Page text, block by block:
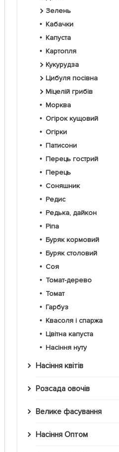
Зелень
Кабачки
Капуста
Картопля
Кукурудза
Цибуля посівна
Міцелій грибів
Морква
Огірок кущовий
Огірки
Патисони
Перець гострий
Перець
Соняшник
Редис
Редька, дайкон
Ріпа
Буряк кормовий
Буряк столовий
Соя
Томат-дерево
Томат
Гарбуз
Квасоля і спаржа
Цвітна капуста
Насіння нуту
Насіння квітів
Розсада овочів
Велике фасування
Насіння Оптом